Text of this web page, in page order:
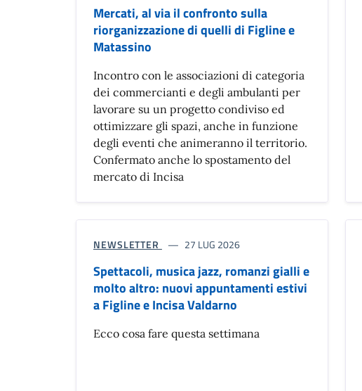
Mercati, al via il confronto sulla
riorganizzazione di quelli di Figline e
Matassino
Incontro con le associazioni di categoria
dei commercianti e degli ambulanti per
lavorare su un progetto condiviso ed
ottimizzare gli spazi, anche in funzione
degli eventi che animeranno il territorio.
Confermato anche lo spostamento del
mercato di Incisa
NEWSLETTER 27 LUG 2026
Spettacoli, musica jazz, romanzi gialli e
molto altro: nuovi appuntamenti estivi
a Figline e Incisa Valdarno
Ecco cosa fare questa settimana